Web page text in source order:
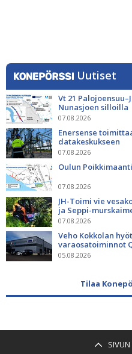
Uutiset
Vt 21
Nunasjoen silloilla
07.08.2026
Enersense
datakeskukseen
07.08.2026
Oulun
07.08.2026
JH-Toimi vie
ja Seppi-
07.08.2026
Veho Kokkolan
varaosatoiminnot
05.08.2026
Tilaa